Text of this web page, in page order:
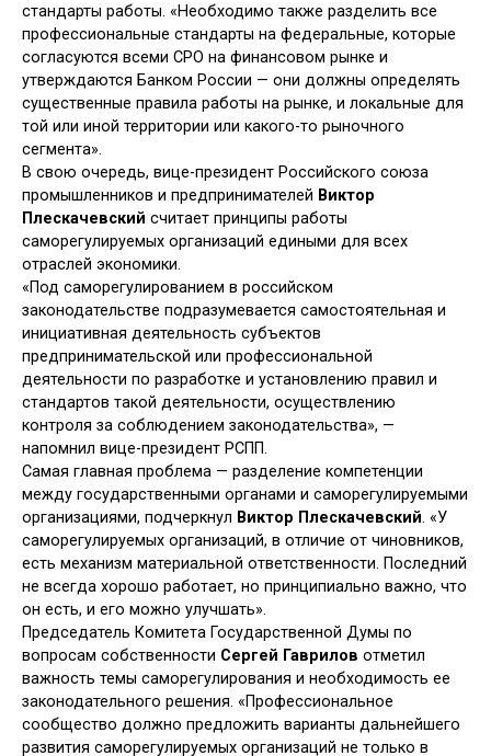
стандарты работы. «Необходимо также разделить все
профессиональные стандарты на федеральные, которые
согласуются всеми СРО на финансовом рынке и
утверждаются Банком России — они должны определять
существенные правила работы на рынке, и локальные для
той или иной территории или какого-то рыночного
сегмента».
В свою очередь, вице-президент Российского союза
промышленников и предпринимателей Виктор
Плескачевский считает принципы работы
саморегулируемых организаций едиными для всех
отраслей экономики.
«Под саморегулированием в российском
законодательстве подразумевается самостоятельная и
инициативная деятельность субъектов
предпринимательской или профессиональной
деятельности по разработке и установлению правил и
стандартов такой деятельности, осуществлению
контроля за соблюдением законодательства», —
напомнил вице-президент РСПП.
Самая главная проблема — разделение компетенции
между государственными органами и саморегулируемыми
организациями, подчеркнул Виктор Плескачевский. «У
саморегулируемых организаций, в отличие от чиновников,
есть механизм материальной ответственности. Последний
не всегда хорошо работает, но принципиально важно, что
он есть, и его можно улучшать».
Председатель Комитета Государственной Думы по
вопросам собственности Сергей Гаврилов отметил
важность темы саморегулирования и необходимость ее
законодательного решения. «Профессиональное
сообщество должно предложить варианты дальнейшего
развития саморегулируемых организаций не только в